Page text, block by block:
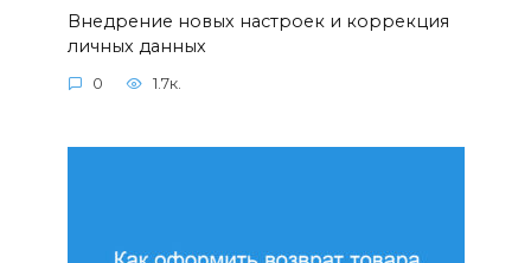
Внедрение новых настроек и коррекция
личных данных
0 1.7к.